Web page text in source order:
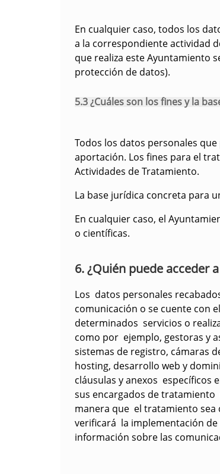
En cualquier caso, todos los
a la correspondiente actividad
que realiza este Ayuntamiento
protección de datos).
5.3 ¿Cuáles son los fines y la
Todos los datos personales
aportación. Los fines para el
Actividades de Tratamiento.
La base jurídica concreta para
En cualquier caso, el
o científicas.
6. ¿Quién puede acceder
Los datos personales
comunicación o se cuente con
determinados servicios o
como por ejemplo, gestoras y
sistemas de registro, cámaras
hosting, desarrollo web y
cláusulas y anexos específicos
sus encargados de
manera que el tratamiento sea
verificará la implementación
información sobre las